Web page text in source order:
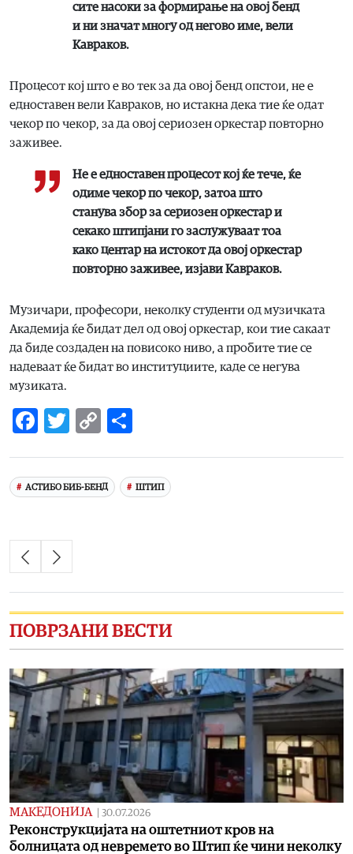
сите насоки за формирање на овој бенд
и ни значат многу од негово име, вели
Кавраков.
Процесот кој што е во тек за да овој бенд опстои, не е
едноставен вели Кавраков, но истакна дека тие ќе одат
чекор по чекор, за да овој сериозен оркестар повторно
заживее.
Не е едноставен процесот кој ќе тече, ќе
одиме чекор по чекор, затоа што
станува збор за сериозен оркестар и
секако штипјани го заслужуваат тоа
како центар на истокот да овој оркестар
повторно заживее, изјави Кавраков.
Музичари, професори, неколку студенти од музичката
Академија ќе бидат дел од овој оркестар, кои тие сакаат
да биде создаден на повисоко ниво, а пробите тие се
надеваат ќе бидат во институциите, каде се негува
музиката.
Facebook
Twitter
Copy
АСТИБО БИБ-БЕНД ШТИП
ПОВРЗАНИ ВЕСТИ
МАКЕДОНИЈА 30.07.2026
Реконструкцијата на оштетниот кров на
болницата од невремето во Штип ќе чини неколку